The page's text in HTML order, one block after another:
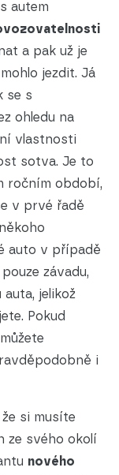
autem
a pak už je
jezdit. Já
se s
ohledu na
vlastnosti
sotva. Je to
ročním období,
v prvé řadě
auto v případě
závadu,
jelikož
Pokud
i
si musíte
ze svého okolí
nového